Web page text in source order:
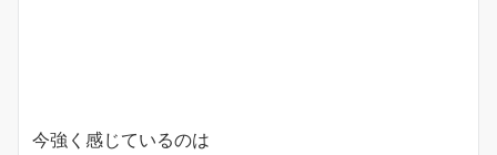
今強く感じているのは